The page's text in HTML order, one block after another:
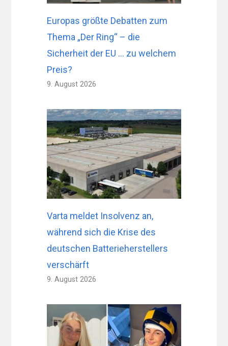
Europas größte Debatten zum
Thema „Der Ring“ – die
Sicherheit der EU … zu welchem ​​
Preis?
9. August 2026
Varta meldet Insolvenz an,
während sich die Krise des
deutschen Batterieherstellers
verschärft
9. August 2026